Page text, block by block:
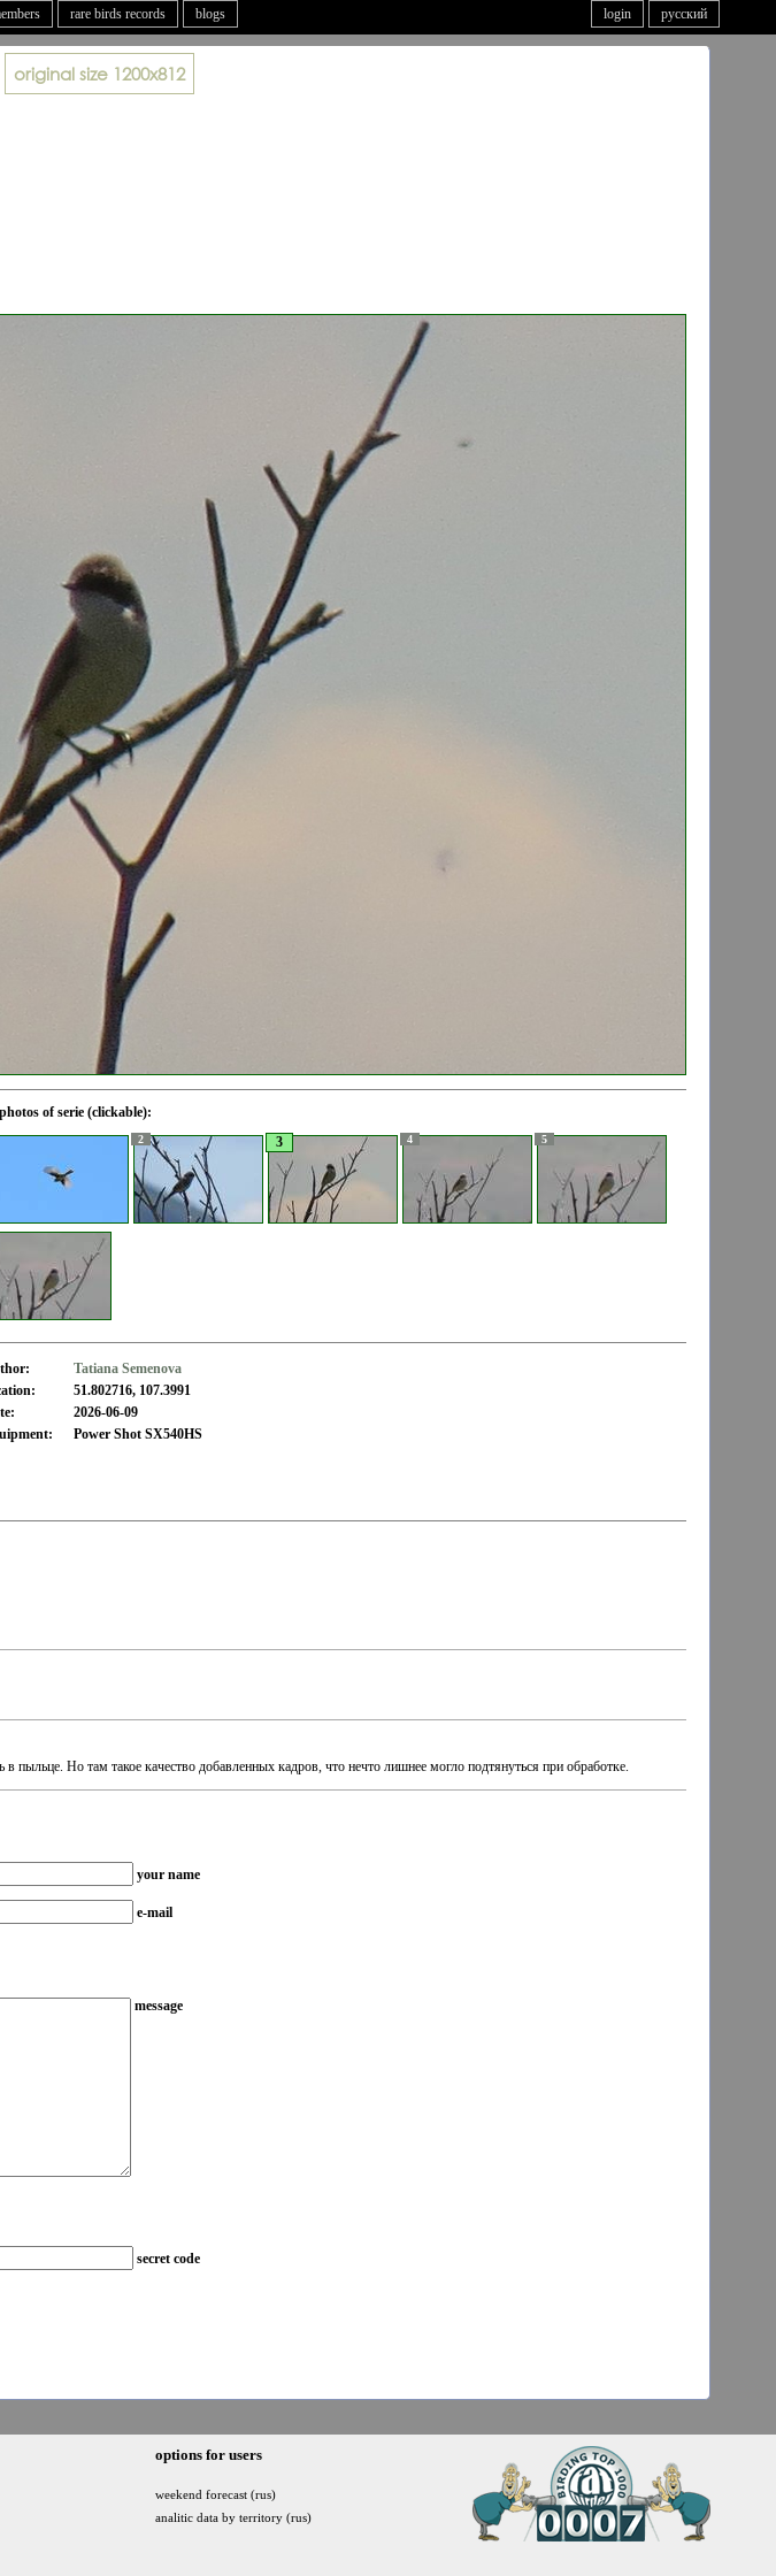
rare birds records blogs русский
login
original size 1200x812
of serie (clickable):
2 3 4 5
Tatiana Semenova
51.802716, 107.3991
2026-06-09
Power Shot SX540HS
Но там такое качество добавленных кадров, что нечто лишнее могло подтянуться при обработке.
your name
e-mail
message
secret code
options for users
weekend forecast (rus)
analitic data by territory (rus)